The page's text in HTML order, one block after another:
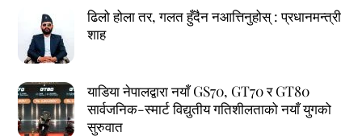
ढिलो होला तर, गलत हुँदैन नआत्तिनुहोस् : प्रधानमन्त्री
शाह
याडिया नेपालद्वारा नयाँ GS70, GT70 र GT80
सार्वजनिक-स्मार्ट विद्युतीय गतिशीलताको नयाँ युगको
सुरुवात